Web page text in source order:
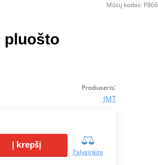
pluošto
Prodiuseris:
JMT
Į krepšį
Palyginkite
Mūsų kodas: P866